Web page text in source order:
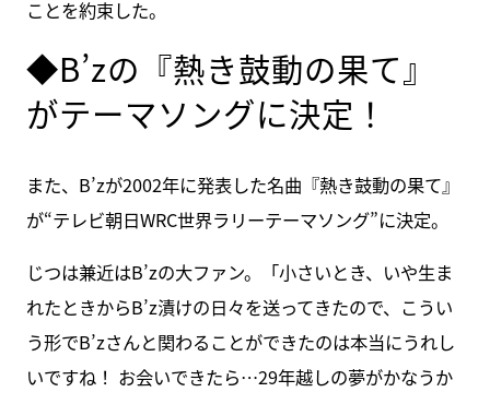
ことを約束した。
◆B’zの『熱き鼓動の果て』
がテーマソングに決定！
また、B’zが2002年に発表した名曲『熱き鼓動の果て』
が“テレビ朝日WRC世界ラリーテーマソング”に決定。
じつは兼近はB’zの大ファン。「小さいとき、いや生ま
れたときからB’z漬けの日々を送ってきたので、こうい
う形でB’zさんと関わることができたのは本当にうれし
いですね！ お会いできたら…29年越しの夢がかなうか